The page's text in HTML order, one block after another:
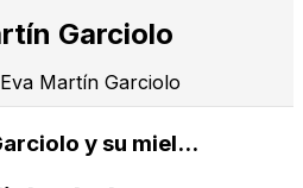
Garciolo
Martín Garciolo
y su miel...